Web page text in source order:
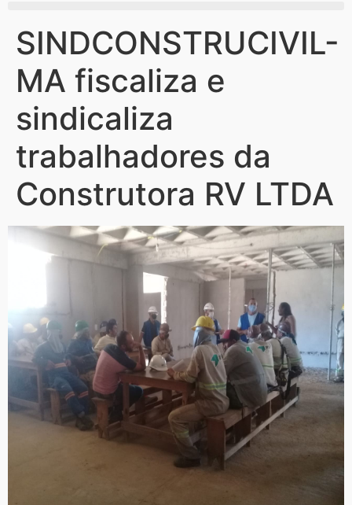
SINDCONSTRUCIVIL-
MA fiscaliza e
sindicaliza
trabalhadores da
Construtora RV LTDA